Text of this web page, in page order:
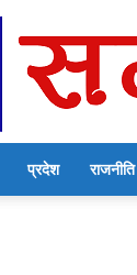
प्रदेश राजनीति